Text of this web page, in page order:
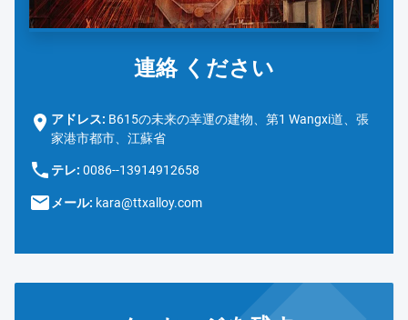
連絡 ください
アドレス: B615の未来の幸運の建物、第1 Wangxi道、張
家港市都市、江蘇省
テレ: 0086--13914912658
メール: kara@ttxalloy.com